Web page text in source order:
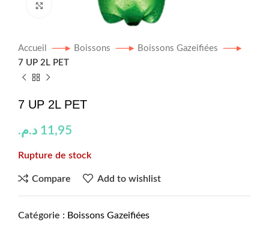
Click to enlarge
Accueil Boissons
Boissons Gazeifiées
7 UP 2L PET
7 UP 2L PET
11,95 د.م.
Rupture de stock
Compare Add to wishlist
Catégorie : Boissons Gazeifiées